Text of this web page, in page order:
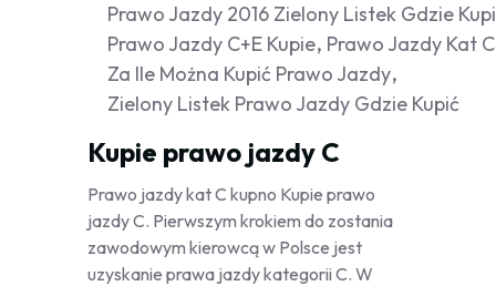
Prawo Jazdy 2016 Zielony Listek Gdzie
Prawo Jazdy C+e Kupie Prawo Jazdy Kat
Za Ile Można Kupić Prawo Jazdy
Zielony Listek Prawo Jazdy Gdzie Kupić
Kupie prawo jazdy C
Prawo jazdy kat C kupno Kupie prawo
jazdy C. Pierwszym krokiem do zostania
zawodowym kierowcą w Polsce jest
uzyskanie prawa jazdy kategorii C. W